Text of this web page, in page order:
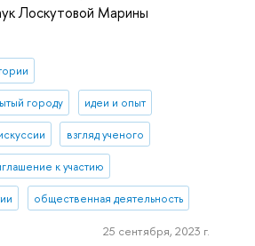
Лоскутовой Марины
городу идеи и опыт
взгляд ученого
к участию
общественная деятельность
25 сентября, 2023 г.